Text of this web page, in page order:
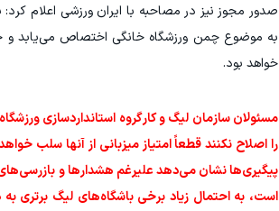
صدور مجوز نیز در مصاحبه با ایران ورزشی اعلام
به موضوع چمن ورزشگاه خانگی اختصاص می‌یابد و
خواهد بود.
مسئولان سازمان لیگ و کارگروه استانداردسازی
را اصلاح نکنند قطعاً امتیاز میزبانی از آنها سلب
پیگیری‌ها نشان می‌دهد علیرغم هشدارها و بازرسی‌های
است، به احتمال زیاد برخی باشگاه‌های لیگ برتری به